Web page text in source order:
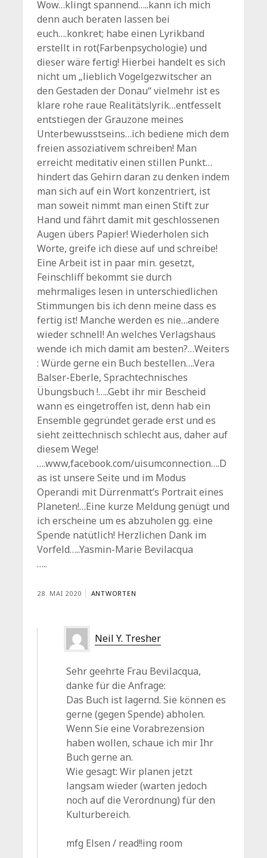
Wow…klingt spannend…..kann ich mich
denn auch beraten lassen bei
euch….konkret; habe einen Lyrikband
erstellt in rot(Farbenpsychologie) und
dieser wäre fertig! Hierbei handelt es sich
nicht um „lieblich Vogelgezwitscher an
den Gestaden der Donau“ vielmehr ist es
klare rohe raue Realitätslyrik…entfesselt
entstiegen der Grauzone meines
Unterbewusstseins…ich bediene mich dem
freien assoziativem schreiben! Man
erreicht meditativ einen stillen Punkt…
hindert das Gehirn daran zu denken indem
man sich auf ein Wort konzentriert, ist
man soweit nimmt man einen Stift zur
Hand und fährt damit mit geschlossenen
Augen übers Papier! Wiederholen sich
Worte, greife ich diese auf und schreibe!
Eine Arbeit ist in paar min. gesetzt,
Feinschliff bekommt sie durch
mehrmaliges lesen in unterschiedlichen
Stimmungen bis ich denn meine dass es
fertig ist! Manche werden es nie…andere
wieder schnell! An welches Verlagshaus
wende ich mich damit am besten?…Weiters
: Würde gerne ein Buch bestellen….Vera
Balser-Eberle, Sprachtechnisches
Übungsbuch !…..Gebt ihr mir Bescheid
wann es eingetroffen ist, denn hab ein
Ensemble gegründet gerade erst und es
sieht zeittechnisch schlecht aus, daher auf
diesem Wege!
….www,facebook.com/uisumconnection….D
as ist unsere Seite und im Modus
Operandi mit Dürrenmatt’s Portrait eines
Planeten!…Eine kurze Meldung genügt und
ich erscheine um es abzuholen gg. eine
Spende natütlich! Herzlichen Dank im
Vorfeld…..Yasmin-Marie Bevilacqua
…..
28. MAI 2020 ANTWORTEN
Neil Y. Tresher
Sehr geehrte Frau Bevilacqua,
danke für die Anfrage:
Das Buch ist lagernd. Sie können es
gerne (gegen Spende) abholen.
Wenn Sie eine Vorabrezension
haben wollen, schaue ich mir Ihr
Buch gerne an.
Wie gesagt: Wir planen jetzt
langsam wieder (warten jedoch
noch auf die Verordnung) für den
Kulturbereich.
mfg Elsen / read!!ing room